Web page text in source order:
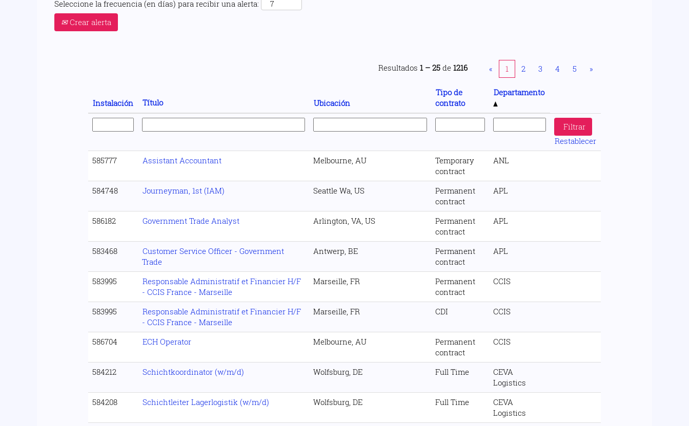
Seleccione la frecuencia (en días) para recibir una alerta:
Crear alerta
Resultados 1 – 25 de 1216 « 1 2 3 4 5 »
Instalación Título Ubicación
Tipo de
contrato
Departamento
Restablecer
585777
Assistant Accountant Melbourne, AU
Temporary
contract
ANL
584748 Journeyman, 1st (IAM) Seattle Wa, US
Permanent
contract
APL
586182 Government Trade Analyst Arlington, VA, US
Permanent
contract
APL
583468
Customer Service Officer - Government
Trade
Antwerp, BE
Permanent
contract
APL
583995
Responsable Administratif et Financier H/F
- CCIS France - Marseille
Marseille, FR
Permanent
contract
CCIS
583995
Responsable Administratif et Financier H/F
- CCIS France - Marseille
Marseille, FR CDI CCIS
586704 ECH Operator Melbourne, AU
Permanent
contract
CCIS
584212 Schichtkoordinator (w/m/d) Wolfsburg, DE Full Time
CEVA
Logistics
584208
Schichtleiter Lagerlogistik (w/m/d) Wolfsburg, DE Full Time
CEVA
Logistics